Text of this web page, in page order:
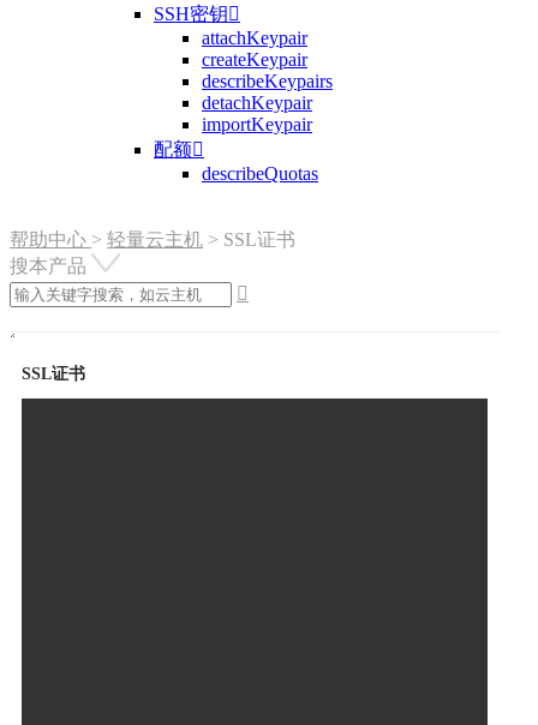
SSH密钥
attachKeypair
createKeypair
describeKeypairs
detachKeypair
importKeypair
配额
describeQuotas
帮助中心 > 轻量云主机 > SSL证书
搜本产品

SSL证书